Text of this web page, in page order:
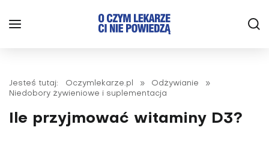
Jesteś tutaj: Oczymlekarze.pl » Odżywianie
»
Niedobory żywieniowe i suplementacja
Ile przyjmować witaminy D3?